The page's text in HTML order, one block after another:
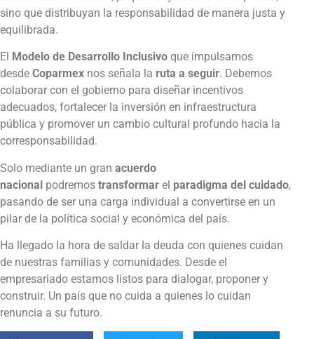
sino que distribuyan la responsabilidad de manera justa y
equilibrada.
El Modelo de Desarrollo Inclusivo que impulsamos
desde Coparmex nos señala la ruta a seguir. Debemos
colaborar con el gobierno para diseñar incentivos
adecuados, fortalecer la inversión en infraestructura
pública y promover un cambio cultural profundo hacia la
corresponsabilidad.
Solo mediante un gran acuerdo
nacional podremos transformar el paradigma del cuidado,
pasando de ser una carga individual a convertirse en un
pilar de la política social y económica del país.
Ha llegado la hora de saldar la deuda con quienes cuidan
de nuestras familias y comunidades. Desde el
empresariado estamos listos para dialogar, proponer y
construir. Un país que no cuida a quienes lo cuidan
renuncia a su futuro.